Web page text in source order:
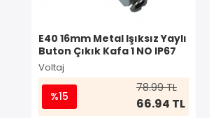
E40 16mm Metal Işıksız Yaylı
Buton Çıkık Kafa 1 NO IP67
Voltaj
%15
78.99 TL
66.94 TL